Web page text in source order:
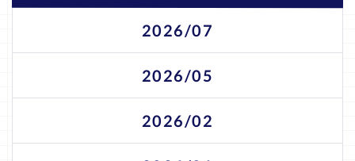
2026/07
2026/05
2026/02